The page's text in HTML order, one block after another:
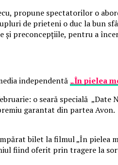
propune spectatorilor o
de prieteni o duc la bun
preconcepțiile, pentru a
independentă „În pielea
o seară specială
garantat din partea Avon.
bilet la filmul „În pielea
fiind oferit prin tragere la